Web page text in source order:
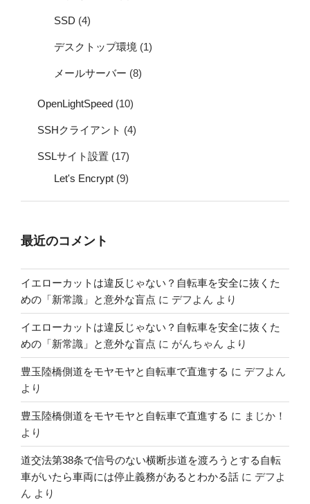
SSD (4)
デスクトップ環境 (1)
メールサーバー (8)
OpenLightSpeed (10)
SSHクライアント (4)
SSLサイト設置 (17)
Let's Encrypt (9)
最近のコメント
イエローカットは違反じゃない？自転車を安全に抜くた
めの「新常識」と意外な盲点 に デフよん より
イエローカットは違反じゃない？自転車を安全に抜くた
めの「新常識」と意外な盲点 に がんちゃん より
豊玉陸橋側道をモヤモヤと自転車で直進する に デフよん
より
豊玉陸橋側道をモヤモヤと自転車で直進する に まじか！
より
道交法第38条で信号のない横断歩道を渡ろうとする自転
車がいたら車両には停止義務があるとわかる話 に デフよ
ん より